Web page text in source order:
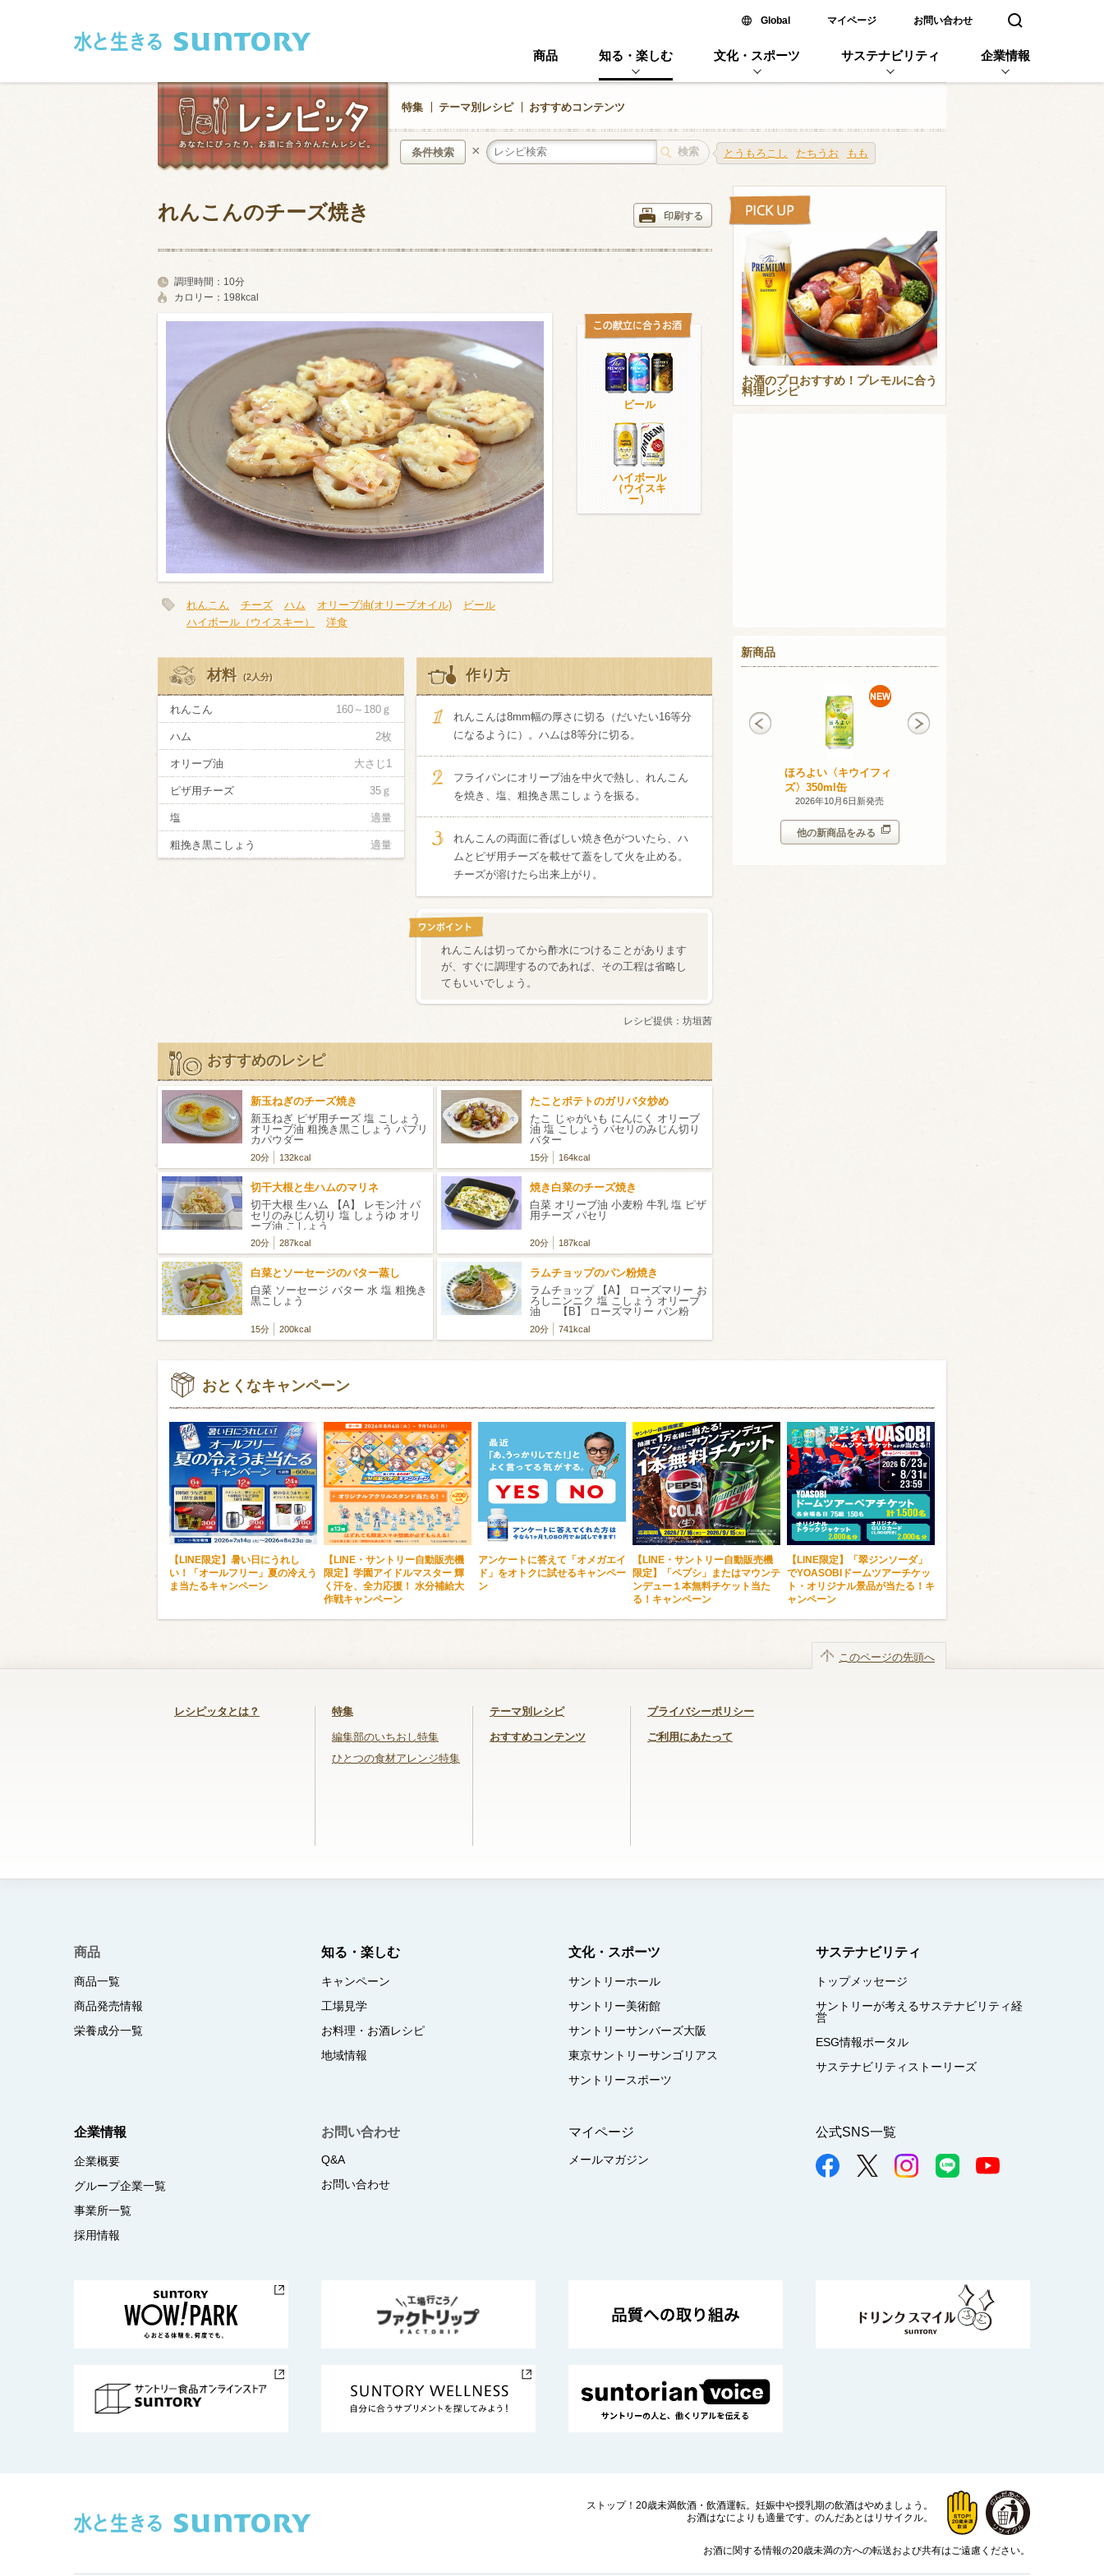
Global新しいウィンドウで開く
マイページ お問い合わせ 検索窓を開く
商品 知る・楽しむ 文化・スポーツ サステナビリティ 企業情報
特集 テーマ別レシピ おすすめコンテンツ
とうもろこし たちうお もも
条件検索 ×
和食 洋食 イタリアン
豆腐・豆類 加工食品系 くだもの
お米・麺
類・穀物
その他
ビール ハイボール（ウイスキー） ウイスキー・ブランデー 焼酎
赤ワイン 白ワイン
検索
れんこんのチーズ焼き 印刷する
調理時間： 10分
カロリー： 198kcal
ビール
ハイボール
（ウイスキ
ー）
れんこん チーズ ハム オリーブ油(オリーブオイル)
ビール
ハイボール（ウイスキー）
洋食
材料 (2人分)
れんこん 160～180ｇ
ハム 2枚
オリーブ油 大さじ1
ピザ用チーズ 35ｇ
塩 適量
粗挽き黒こしょう 適量
作り方
れんこんは8mm幅の厚さに切る（だいたい16等分
になるように）。ハムは8等分に切る。
フライパンにオリーブ油を中火で熱し、れんこん
を焼き、塩、粗挽き黒こしょうを振る。
れんこんの両面に香ばしい焼き色がついたら、ハ
ムとピザ用チーズを載せて蓋をして火を止める。
チーズが溶けたら出来上がり。
れんこんは切ってから酢水につけることがあります
が、すぐに調理するのであれば、その工程は省略し
てもいいでしょう。
レシピ提供： 坊垣茜
おすすめのレシピ
新玉ねぎのチーズ焼き
新玉ねぎ ピザ用チーズ 塩 こしょう
オリーブ油 粗挽き黒こしょう パプリ
カパウダー
20分 132kcal
たことポテトのガリバタ炒め
たこ じゃがいも にんにく オリーブ
油 塩 こしょう パセリのみじん切り
バター
15分 164kcal
切干大根と生ハムのマリネ
切干大根 生ハム 【A】 レモン汁 パ
セリのみじん切り 塩 しょうゆ オリ
ーブ油 こしょう
20分 287kcal
焼き白菜のチーズ焼き
白菜 オリーブ油 小麦粉 牛乳 塩 ピザ
用チーズ パセリ
20分 187kcal
白菜とソーセージのバター蒸し
白菜 ソーセージ バター 水 塩 粗挽き
黒こしょう
15分 200kcal
ラムチョップのパン粉焼き
ラムチョップ 【A】 ローズマリー お
ろしニンニク 塩 こしょう オリーブ
油 【B】 ローズマリー パン粉
オリーブ油
20分 741kcal
お酒のプロおすすめ！プレモルに合う
料理レシピ
新商品
ほろよい〈キウイフィ
ズ〉350ml缶
2026年10月6日新発売
信州富士見町産 甲州
他の新商品をみる
おとくなキャンペーン
【LINE限定】暑い日にうれし
い！「オールフリー」夏の冷えう
ま当たるキャンペーン
【LINE・サントリー自動販売機
限定】学園アイドルマスター 輝
く汗を、全力応援！ 水分補給大
作戦キャンペーン
アンケートに答えて「オメガエイ
ド」をオトクに試せるキャンペー
ン
【LINE・サントリー自動販売機
限定】「ペプシ」またはマウンテ
ンデュー１本無料チケット当た
る！キャンペーン
【LINE限定】「翠ジンソーダ」
でYOASOBIドームツアーチケッ
ト・オリジナル景品が当たる！キ
ャンペーン
レシピッタとは？ 特集
編集部のいちおし特集
ひとつの食材アレンジ特集
テーマ別レシピ
おすすめコンテンツ
プライバシーポリシー
ご利用にあたって
このページの先頭へ
商品
商品一覧
商品発売情報
栄養成分一覧
知る・楽しむ
キャンペーン
工場見学
お料理・お酒レシピ
地域情報
文化・スポーツ
サントリーホール
サントリー美術館
サントリーサンバーズ大阪
東京サントリーサンゴリアス
サントリースポーツ
サステナビリティ
トップメッセージ
サントリーが考えるサステナビリティ経
営
ESG情報ポータル
サステナビリティストーリーズ
企業情報
企業概要
グループ企業一覧
事業所一覧
採用情報
お問い合わせ
Q&A
お問い合わせ
マイページ
メールマガジン
公式SNS一覧
ストップ！20歳未満飲酒・飲酒運転。 妊娠中や授乳期の飲酒はやめましょう。
お酒はなによりも適量です。 のんだあとはリサイクル。
お酒に関する情報の20歳未満の方への転送および共有はご遠慮ください。